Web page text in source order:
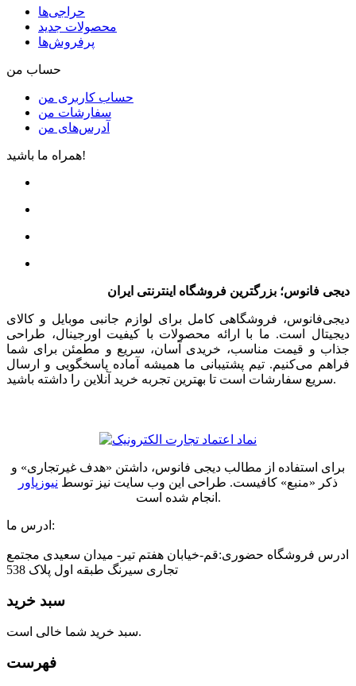
حراجی‌ها
محصولات جدید
پرفروش‌ها
حساب من
حساب کاربری من
سفارشات من
آدرس‌های من
همراه ما باشید!
دیجی فانوس؛ بزرگترین فروشگاه اینترنتی ایران
دیجی‌فانوس، فروشگاهی کامل برای لوازم جانبی موبایل و کالای
دیجیتال است. ما با ارائه محصولات با کیفیت اورجینال، طراحی
جذاب و قیمت مناسب، خریدی آسان، سریع و مطمئن برای شما
فراهم می‌کنیم. تیم پشتیبانی ما همیشه آماده پاسخگویی و ارسال
سریع سفارشات است تا بهترین تجربه خرید آنلاین را داشته باشید.
برای استفاده از مطالب دیجی فانوس، داشتن «هدف غیرتجاری» و
ذکر «منبع» کافیست. طراحی این وب سایت نیز توسط نیوزپاور
انجام شده است.
ادرس ما:
ادرس فروشگاه حضوری:قم-خیابان هفتم تیر- میدان سعیدی مجتمع
تجاری سیرنگ طبقه اول پلاک 538
سبد خرید
سبد خرید شما خالی است.
فهرست